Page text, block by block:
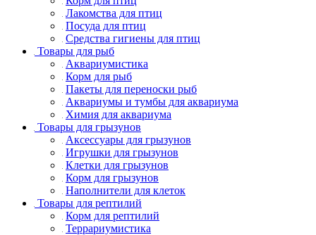
Лакомства для птиц
Посуда для птиц
Средства гигиены для птиц
Товары для рыб
Аквариумистика
Корм для рыб
Пакеты для переноски рыб
Аквариумы и тумбы для аквариума
Химия для аквариума
Товары для грызунов
Аксессуары для грызунов
Игрушки для грызунов
Клетки для грызунов
Корм для грызунов
Наполнители для клеток
Товары для рептилий
Корм для рептилий
Террариумистика